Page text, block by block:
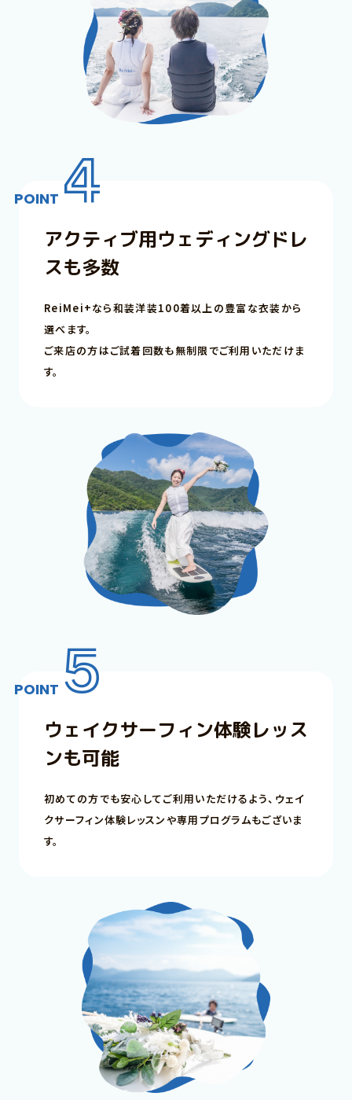
特長
POINT 4
アクティブ用ウェディングドレ
スも多数
ReiMei+なら和装洋装100着以上の豊富な衣装から
選べます。
ご来店の方はご試着回数も無制限でご利用いただけま
す。
POINT 5
ウェイクサーフィン体験レッス
ンも可能
初めての方でも安心してご利用いただけるよう、ウェイ
クサーフィン体験レッスンや専用プログラムもございま
す。